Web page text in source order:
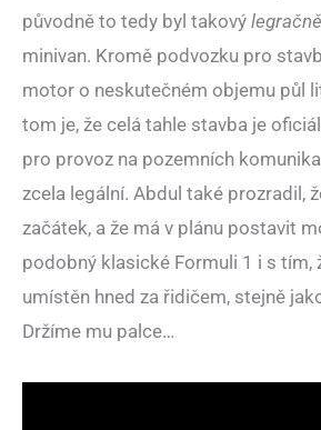
původně to tedy byl takový legračně
minivan. Kromě podvozku pro
motor o neskutečném objemu půl
tom je, že celá tahle stavba je
pro provoz na pozemních
zcela legální. Abdul také prozradil,
začátek, a že má v plánu postavit
podobný klasické Formuli 1 i s tím,
umístěn hned za řidičem, stejně
Držíme mu palce…